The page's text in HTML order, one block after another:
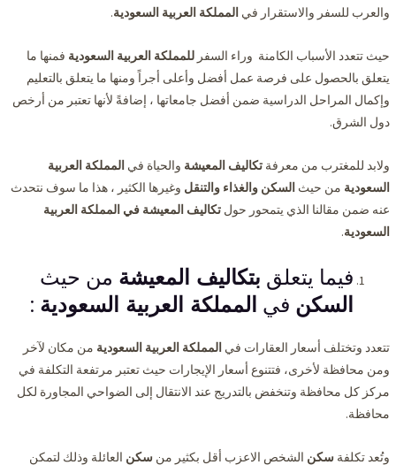
والعرب للسفر والاستقرار في المملكة العربية السعودية.
حيث تتعدد الأسباب الكامنة وراء السفرللمملكة العربية السعودية فمنها ما
يتعلق بالحصول على فرصة عمل أفضل وأعلى أجراً ومنها ما يتعلق بالتعليم
وإكمال المراحل الدراسية ضمن أفضل جامعاتها ، إضافةً لأنها تعتبر من أرخص
دول الشرق.
ولابد للمغترب من معرفةتكاليف المعيشة والحياة في المملكة العربية
السعودية من حيث السكن والغذاء والتنقل وغيرها الكثير ، هذا ما سوف نتحدث
عنه ضمن مقالنا الذي يتمحور حولتكاليف المعيشة في المملكة العربية
السعودية.
فيما يتعلق بتكاليف المعيشة من حيث
السكن في المملكة العربية السعودية :
تتعدد وتختلف أسعار العقارات في المملكة العربية السعودية من مكان لآخر
ومن محافظة لأخرى، فتتنوع أسعار الإيجارات حيث تعتبر مرتفعة التكلفة في
مركز كل محافظة وتنخفض بالتدريج عند الانتقال إلى الضواحي المجاورة لكل
محافظة.
وتُعد تكلفةسكن الشخص الاعزب أقل بكثير منسكن العائلة وذلك لتمكن